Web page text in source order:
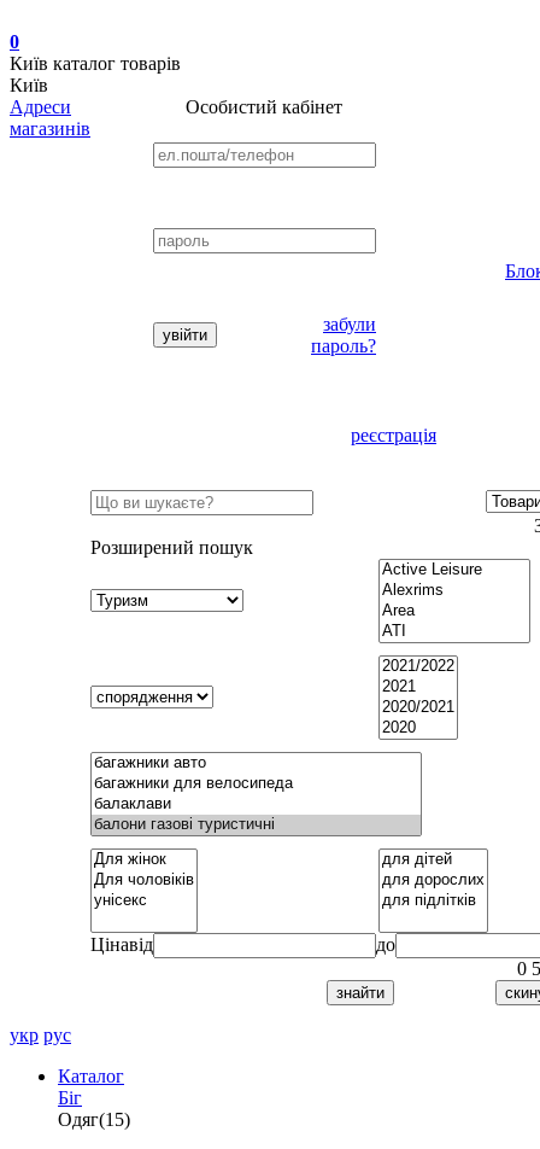
0
Київ каталог товарів
Київ
Адреси
магазинів
Особистий кабінет
забули
пароль?
реєстрація
Розширений пошук
Цінавід
до
0
укр рус
Каталог
Біг
Одяг(15)